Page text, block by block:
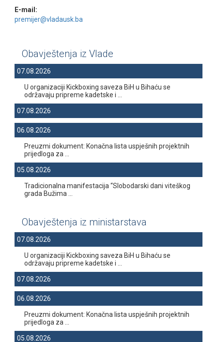
E-mail:
premijer@vladausk.ba
Obavještenja iz Vlade
07.08.2026
U organizaciji Kickboxing saveza BiH u Bihaću se
održavaju pripreme kadetske i ...
07.08.2026
06.08.2026
Preuzmi dokument: Konačna lista uspješnih projektnih
prijedloga za ...
05.08.2026
Tradicionalna manifestacija “Slobodarski dani viteškog
grada Bužima ...
Obavještenja iz ministarstava
07.08.2026
U organizaciji Kickboxing saveza BiH u Bihaću se
održavaju pripreme kadetske i ...
07.08.2026
06.08.2026
Preuzmi dokument: Konačna lista uspješnih projektnih
prijedloga za ...
05.08.2026